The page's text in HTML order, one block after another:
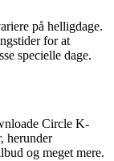
på helligdage.
for at
specielle dage.
Circle K-
herunder
og meget mere.